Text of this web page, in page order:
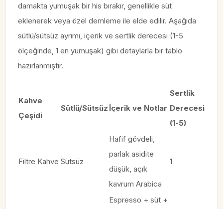
damakta yumuşak bir his bırakır, genellikle süt
eklenerek veya özel demleme ile elde edilir. Aşağıda
sütlü/sütsüz ayrımı, içerik ve sertlik derecesi (1-5
ölçeğinde, 1 en yumuşak) gibi detaylarla bir tablo
hazırlanmıştır.
Kahve
Çeşidi
Sütlü/Sütsüz İçerik ve Notlar
Sertlik
Derecesi
(1-5)
Filtre Kahve Sütsüz
Hafif gövdeli,
parlak asidite
düşük, açık
kavrum Arabica
1
Espresso + süt +